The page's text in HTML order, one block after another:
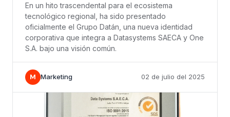
En un hito trascendental para el ecosistema
tecnológico regional, ha sido presentado
oficialmente el Grupo Datán, una nueva identidad
corporativa que integra a Datasystems SAECA y One
S.A. bajo una visión común.
M Marketing 02 de julio del 2025